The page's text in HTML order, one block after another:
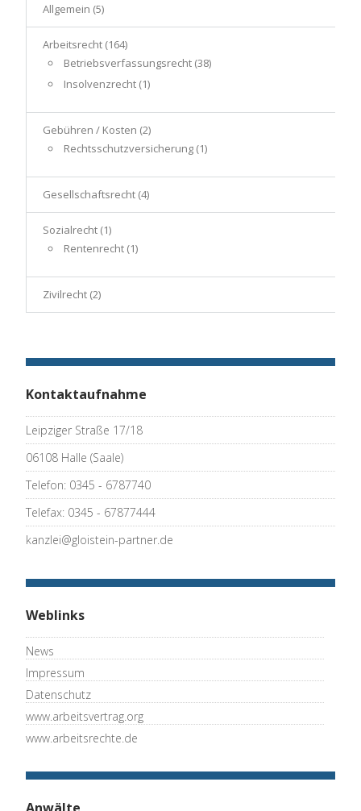
Allgemein (5)
Arbeitsrecht (164)
Betriebsverfassungsrecht (38)
Insolvenzrecht (1)
Gebühren / Kosten (2)
Rechtsschutzversicherung (1)
Gesellschaftsrecht (4)
Sozialrecht (1)
Rentenrecht (1)
Zivilrecht (2)
Kontaktaufnahme
Leipziger Straße 17/18
06108 Halle (Saale)
Telefon: 0345 - 6787740
Telefax: 0345 - 67877444
kanzlei@gloistein-partner.de
Weblinks
News
Impressum
Datenschutz
www.arbeitsvertrag.org
www.arbeitsrechte.de
Anwälte